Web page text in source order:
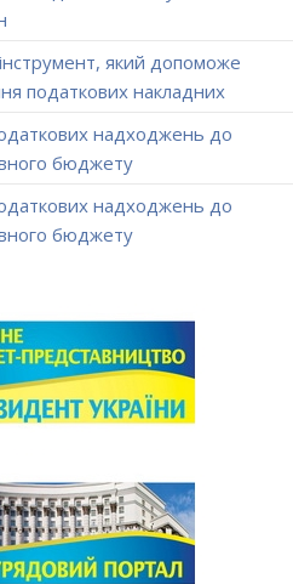
який допоможе
податкових накладних
надходжень до
бюджету
надходжень до
бюджету